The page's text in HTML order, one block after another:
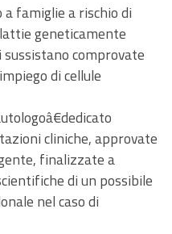
a famiglie a rischio di
geneticamente
comprovate
di cellule
cliniche, approvate
finalizzate a
di un possibile
nel caso di